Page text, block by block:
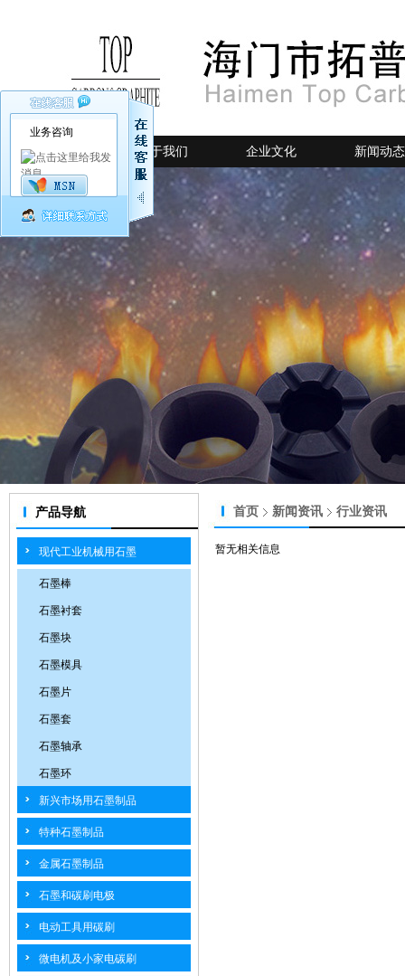
网站首页 关于我们 企业文化 新闻动态
产品导航
现代工业机械用石墨
石墨棒
石墨衬套
石墨块
石墨模具
石墨片
石墨套
石墨轴承
石墨环
新兴市场用石墨制品
特种石墨制品
金属石墨制品
石墨和碳刷电极
电动工具用碳刷
微电机及小家电碳刷
首页 新闻资讯 行业资讯
暂无相关信息
业务咨询